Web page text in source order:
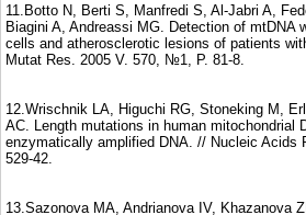
11.Botto N, Berti S, Manfredi S, Al-Jabri A,
Biagini A, Andreassi MG. Detection of mtDNA
cells and atherosclerotic lesions of patients
Mutat Res. 2005 V. 570, №1, P. 81-8.
12.Wrischnik LA, Higuchi RG, Stoneking M,
AC. Length mutations in human mitochondrial
enzymatically amplified DNA. // Nucleic Acids
529-42.
13.Sazonova MA, Andrianova IV, Khazanova